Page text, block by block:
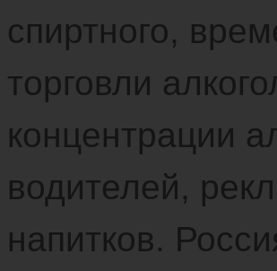
спиртного,
торговли
концентрации
водителей,
напитков.